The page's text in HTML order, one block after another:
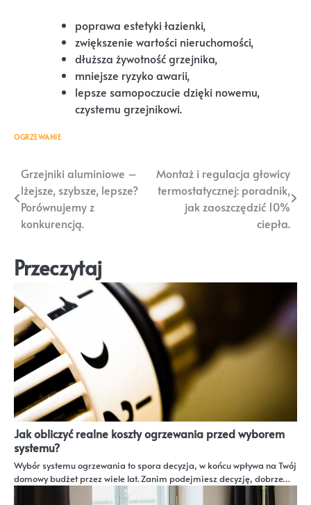
poprawa estetyki łazienki,
zwiększenie wartości nieruchomości,
dłuższa żywotność grzejnika,
mniejsze ryzyko awarii,
lepsze samopoczucie dzięki nowemu,
czystemu grzejnikowi.
OGRZEWANIE
Nawigacja
wpisu
Grzejniki aluminiowe –
lżejsze, szybsze, lepsze?
Porównujemy z
konkurencją.
Montaż i regulacja głowicy
termostatycznej: poradnik,
jak zaoszczędzić 10%
ciepła.
Przeczytaj
Jak obliczyć realne koszty ogrzewania przed wyborem
systemu?
Wybór systemu ogrzewania to spora decyzja, w końcu wpływa na Twój
domowy budżet przez wiele lat. Zanim podejmiesz decyzję, dobrze…